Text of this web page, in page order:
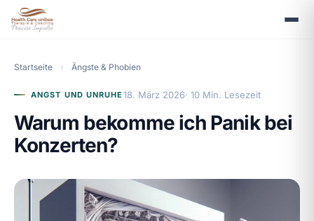
Startseite › Ängste & Phobien
ANGST UND UNRUHE 18. März 2026· 10 Min. Lesezeit
Warum bekomme ich Panik bei
Konzerten?